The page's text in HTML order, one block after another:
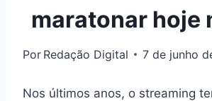
maratonar hoje
Por Redação Digital 7 de junho
Nos últimos anos, o streaming